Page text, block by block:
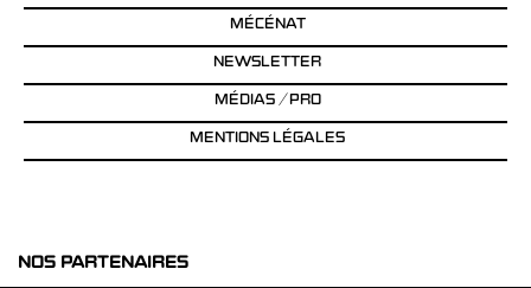
MÉCÉNAT
NEWSLETTER
MÉDIAS / PRO
MENTIONS LÉGALES
NOS PARTENAIRES